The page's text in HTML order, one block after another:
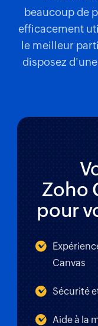
beaucoup de
efficacement
le meilleur
disposez
Zoho
pour
Canvas
Sécurité
Aide à la